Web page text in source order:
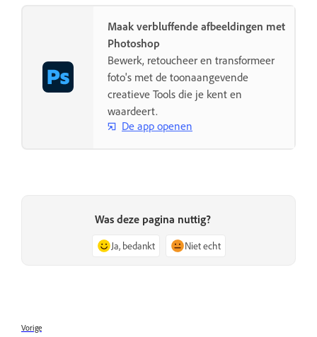
Maak verbluffende afbeeldingen met
Photoshop
Bewerk, retoucheer en transformeer
foto's met de toonaangevende
creatieve Tools die je kent en
waardeert.
De app openen
Was deze pagina nuttig?
Ja, bedankt Niet echt
Vorige